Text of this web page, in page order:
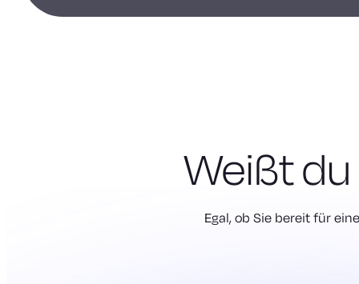
Weißt
Egal, ob Sie bereit für